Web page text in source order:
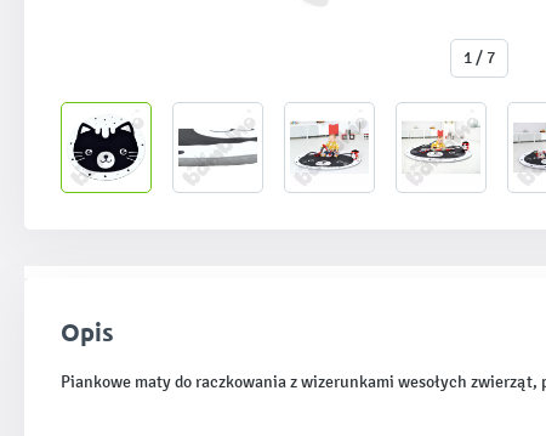
1 / 7
Opis
Piankowe maty do raczkowania z wizerunkami wesołych